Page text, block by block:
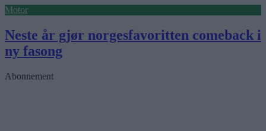
Motor
Neste år gjør norgesfavoritten comeback i
ny fasong
Abonnement